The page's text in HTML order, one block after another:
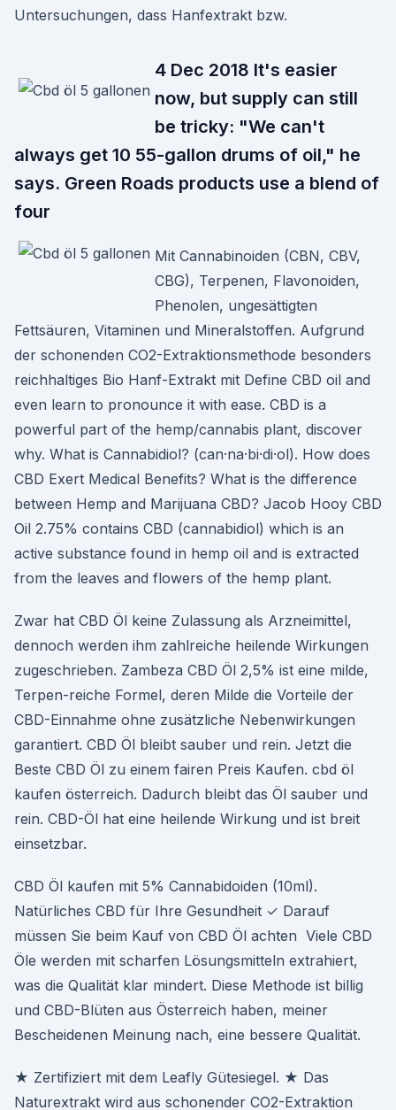
Untersuchungen, dass Hanfextrakt bzw.
4 Dec 2018 It's easier
now, but supply can still
be tricky: "We can't
always get 10 55-gallon drums of oil," he
says. Green Roads products use a blend of
four
Mit Cannabinoiden (CBN, CBV,
CBG), Terpenen, Flavonoiden,
Phenolen, ungesättigten
Fettsäuren, Vitaminen und Mineralstoffen. Aufgrund
der schonenden CO2-Extraktionsmethode besonders
reichhaltiges Bio Hanf-Extrakt mit Define CBD oil and
even learn to pronounce it with ease. CBD is a
powerful part of the hemp/cannabis plant, discover
why. What is Cannabidiol? (can·na·bi·di·ol). How does
CBD Exert Medical Benefits? What is the difference
between Hemp and Marijuana CBD? Jacob Hooy CBD
Oil 2.75% contains CBD (cannabidiol) which is an
active substance found in hemp oil and is extracted
from the leaves and flowers of the hemp plant.
Zwar hat CBD Öl keine Zulassung als Arzneimittel,
dennoch werden ihm zahlreiche heilende Wirkungen
zugeschrieben. Zambeza CBD Öl 2,5% ist eine milde,
Terpen-reiche Formel, deren Milde die Vorteile der
CBD-Einnahme ohne zusätzliche Nebenwirkungen
garantiert. CBD Öl bleibt sauber und rein. Jetzt die
Beste CBD Öl zu einem fairen Preis Kaufen. cbd öl
kaufen österreich. Dadurch bleibt das Öl sauber und
rein. CBD-Öl hat eine heilende Wirkung und ist breit
einsetzbar.
CBD Öl kaufen mit 5% Cannabidoiden (10ml).
Natürliches CBD für Ihre Gesundheit ✓ Darauf
müssen Sie beim Kauf von CBD Öl achten Viele CBD
Öle werden mit scharfen Lösungsmitteln extrahiert,
was die Qualität klar mindert. Diese Methode ist billig
und CBD-Blüten aus Österreich haben, meiner
Bescheidenen Meinung nach, eine bessere Qualität.
★ Zertifiziert mit dem Leafly Gütesiegel. ★ Das
Naturextrakt wird aus schonender CO2-Extraktion